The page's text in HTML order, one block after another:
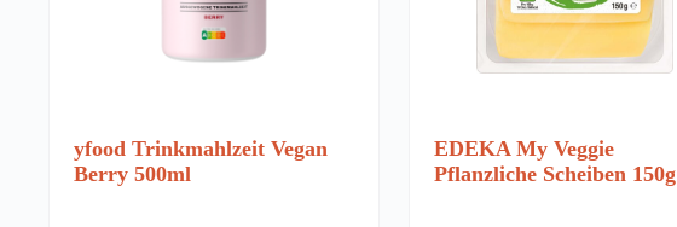
yfood Trinkmahlzeit Vegan
Berry 500ml
EDEKA My Veggie
Pflanzliche Scheiben 150g